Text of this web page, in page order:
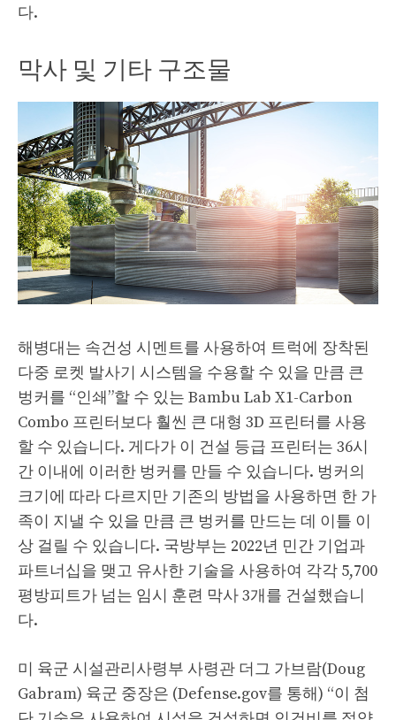
다.
막사 및 기타 구조물
해병대는 속건성 시멘트를 사용하여 트럭에 장착된
다중 로켓 발사기 시스템을 수용할 수 있을 만큼 큰
벙커를 “인쇄”할 수 있는 Bambu Lab X1-Carbon
Combo 프린터보다 훨씬 큰 대형 3D 프린터를 사용
할 수 있습니다. 게다가 이 건설 등급 프린터는 36시
간 이내에 이러한 벙커를 만들 수 있습니다. 벙커의
크기에 따라 다르지만 기존의 방법을 사용하면 한 가
족이 지낼 수 있을 만큼 큰 벙커를 만드는 데 이틀 이
상 걸릴 수 있습니다. 국방부는 2022년 민간 기업과
파트너십을 맺고 유사한 기술을 사용하여 각각 5,700
평방피트가 넘는 임시 훈련 막사 3개를 건설했습니
다.
미 육군 시설관리사령부 사령관 더그 가브람(Doug
Gabram) 육군 중장은 (Defense.gov를 통해) “이 첨